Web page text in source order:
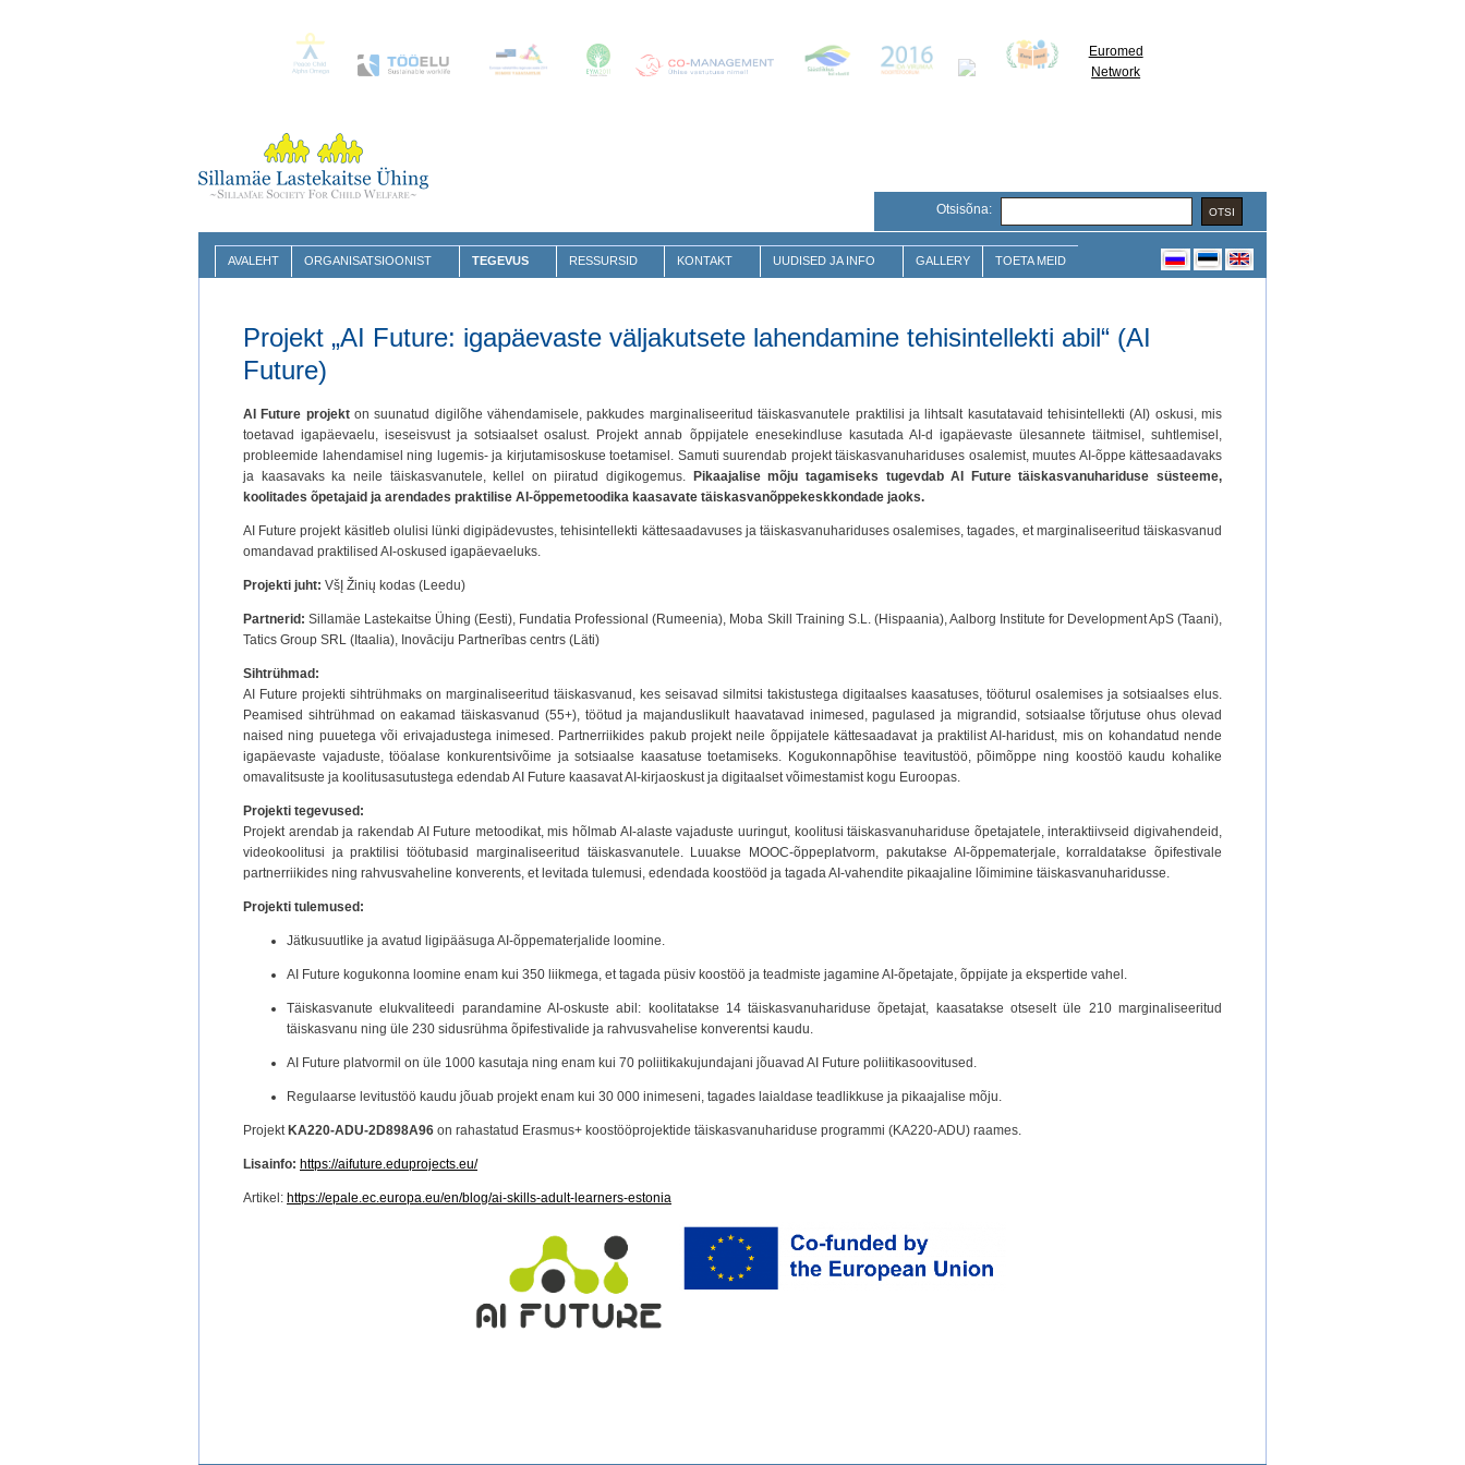
Euromed
Network
Otsisõna:
AVALEHT ORGANISATSIOONIST TEGEVUS RESSURSID KONTAKT UUDISED JA INFO GALLERY TOETA MEID
Projekt „AI Future: igapäevaste väljakutsete lahendamine tehisintellekti abil“ (AI
Future)
AI Future projekton suunatud digilõhe vähendamisele, pakkudes marginaliseeritud täiskasvanutele praktilisi ja lihtsalt kasutatavaid tehisintellekti (AI) oskusi, mis
toetavad igapäevaelu, iseseisvust ja sotsiaalset osalust. Projekt annab õppijatele enesekindluse kasutada AI-d igapäevaste ülesannete täitmisel, suhtlemisel,
probleemide lahendamisel ning lugemis- ja kirjutamisoskuse toetamisel. Samuti suurendab projekt täiskasvanuhariduses osalemist, muutes AI-õppe kättesaadavaks
ja kaasavaks ka neile täiskasvanutele, kellel on piiratud digikogemus.
Pikaajalise mõju tagamiseks tugevdab AI Future täiskasvanuhariduse süsteeme,
koolitades õpetajaid ja arendades praktilise AI-õppemetoodika kaasavate täiskasvanõppekeskkondade jaoks.
AI Future projekt käsitleb olulisi lünki digipädevustes, tehisintellekti kättesaadavuses ja täiskasvanuhariduses osalemises, tagades, et marginaliseeritud täiskasvanud
omandavad praktilised AI-oskused igapäevaeluks.
Projekti juht: VšĮ Žinių kodas (Leedu)
Partnerid:Sillamäe Lastekaitse Ühing (Eesti), Fundatia Professional (Rumeenia), Moba Skill Training S.L. (Hispaania), Aalborg Institute for Development ApS (Taani),
Tatics Group SRL (Itaalia), Inovāciju Partnerības centrs (Läti)
Sihtrühmad:
AI Future projekti sihtrühmaks on marginaliseeritud täiskasvanud, kes seisavad silmitsi takistustega digitaalses kaasatuses, tööturul osalemises ja sotsiaalses elus.
Peamised sihtrühmad on eakamad täiskasvanud (55+), töötud ja majanduslikult haavatavad inimesed, pagulased ja migrandid, sotsiaalse tõrjutuse ohus olevad
naised ning puuetega või erivajadustega inimesed. Partner­riikides pakub projekt neile õppijatele kättesaadavat ja praktilist AI-haridust, mis on kohandatud nende
igapäevaste vajaduste, tööalase konkurentsivõime ja sotsiaalse kaasatuse toetamiseks. Kogukonnapõhise teavitustöö, põimõppe ning koostöö kaudu kohalike
omavalitsuste ja koolitusasutustega edendab AI Future kaasavat AI-kirjaoskust ja digitaalset võimestamist kogu Euroopas.
Projekti tegevused:
Projekt arendab ja rakendab AI Future metoodikat, mis hõlmab AI-alaste vajaduste uuringut, koolitusi täiskasvanuhariduse õpetajatele, interaktiivseid digivahendeid,
videokoolitusi ja praktilisi töötubasid marginaliseeritud täiskasvanutele. Luuakse MOOC-õppeplatvorm, pakutakse AI-õppematerjale, korraldatakse õpifestivale
partner­riikides ning rahvusvaheline konverents, et levitada tulemusi, edendada koostööd ja tagada AI-vahendite pikaajaline lõimimine täiskasvanuharidusse.
Projekti tulemused:
Jätkusuutlike ja avatud ligipääsuga AI-õppematerjalide loomine.
AI Future kogukonna loomine enam kui 350 liikmega, et tagada püsiv koostöö ja teadmiste jagamine AI-õpetajate, õppijate ja ekspertide vahel.
Täiskasvanute elukvaliteedi parandamine AI-oskuste abil: koolitatakse 14 täiskasvanuhariduse õpetajat, kaasatakse otseselt üle 210 marginaliseeritud
täiskasvanu ning üle 230 sidusrühma õpifestivalide ja rahvusvahelise konverentsi kaudu.
AI Future platvormil on üle 1000 kasutaja ning enam kui 70 poliitikakujundajani jõuavad AI Future poliitikasoovitused.
Regulaarse levitustöö kaudu jõuab projekt enam kui 30 000 inimeseni, tagades laialdase teadlikkuse ja pikaajalise mõju.
Projekt KA220-ADU-2D898A96 on rahastatud Erasmus+ koostööprojektide täiskasvanuhariduse programmi (KA220-ADU) raames.
Lisainfo: https://aifuture.eduprojects.eu/
Artikel: https://epale.ec.europa.eu/en/blog/ai-skills-adult-learners-estonia